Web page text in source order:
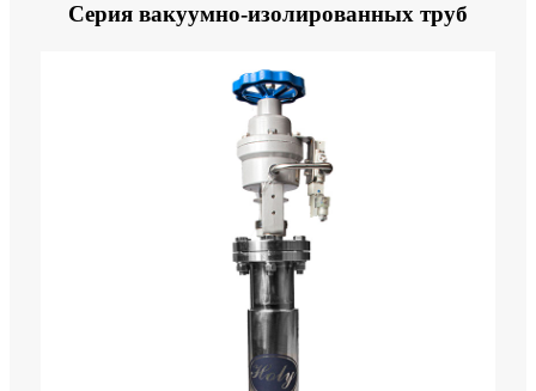
Серия вакуумно-изолированных труб